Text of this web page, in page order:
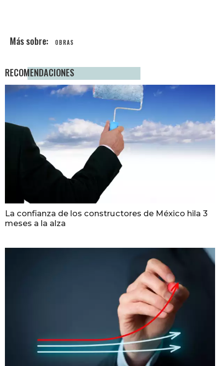
OBRAS
RECOMENDACIONES
La confianza de los constructores de México hila 3
meses a la alza